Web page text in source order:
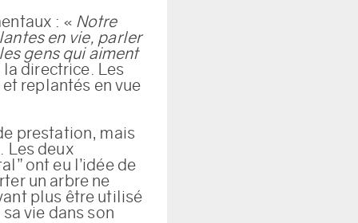
: « Notre
en vie, parler
gens qui aiment
directrice. Les
replantés en vue
prestation, mais
Les deux
ont eu l’idée de
un arbre ne
plus être utilisé
vie dans son